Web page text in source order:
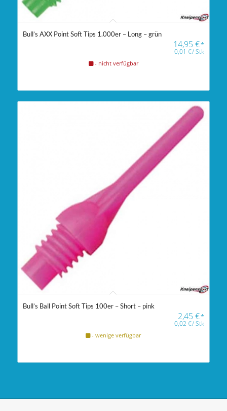
Bull’s AXX Point Soft Tips 1.000er – Long – grün
14,95€*
0,01€/Stk
- nicht verfügbar
Bull’s Ball Point Soft Tips 100er – Short – pink
2,45€*
0,02€/Stk
- wenige verfügbar